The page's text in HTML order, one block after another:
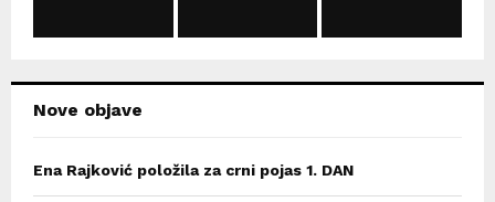
Nove objave
Ena Rajković položila za crni pojas 1. DAN